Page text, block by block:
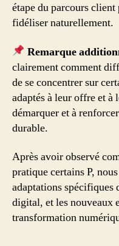
étape du parcours
fidéliser naturellement.
Remarque
clairement comment
de se concentrer sur
adaptés à leur offre et à
démarquer et à
durable.
Après avoir observé
pratique certains P,
adaptations spécifiques
digital, et les nouveaux
transformation